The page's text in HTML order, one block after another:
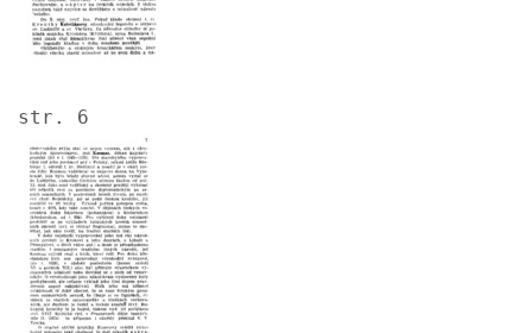
str. 6
Image